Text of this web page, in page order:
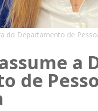
do Departamento de
a
de